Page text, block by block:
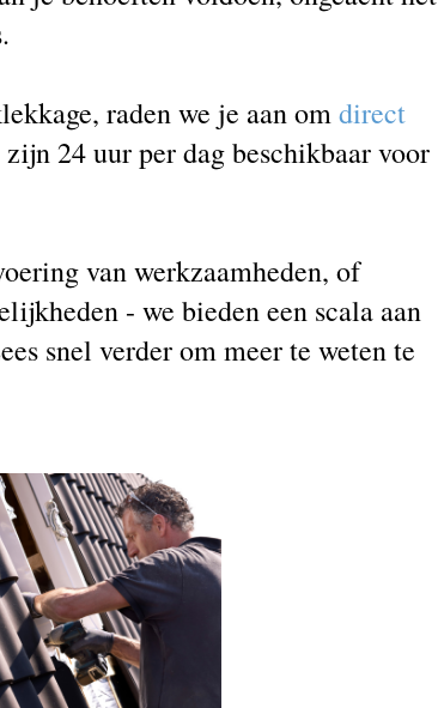
raden we je aan omdirect
zijn 24 uur per dag beschikbaar voor
van werkzaamheden, of
- we bieden een scala aan
snel verder om meer te weten te